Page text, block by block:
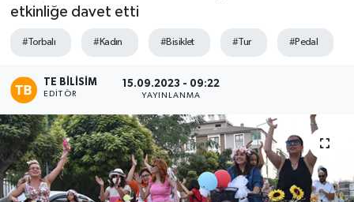
etkinliğe davet etti
#Torbalı #Kadın #Bisiklet #Tur #Pedal
TE BILISIM
EDITÖR
15.09.2023 - 09:22
YAYINLANMA
Son Dakika Haberleri
Haber Arşivi